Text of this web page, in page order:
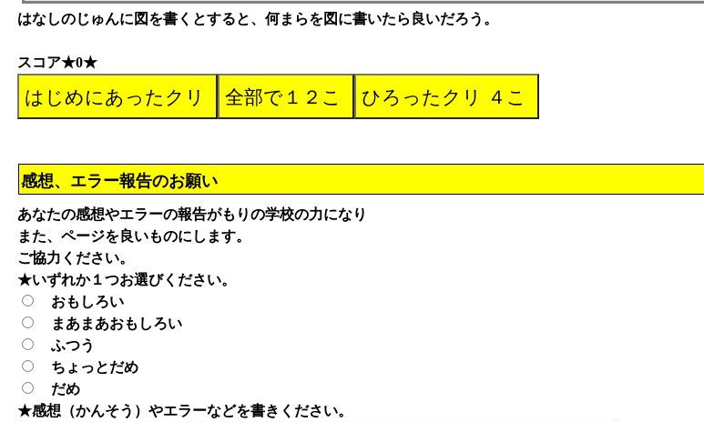
はなしのじゅんに図を書くとすると、何まらを図に書いたら良いだろう。
スコア★0★
感想、エラー報告のお願い
あなたの感想やエラーの報告がもりの学校の力になり
また、ページを良いものにします。
ご協力ください。
★いずれか１つお選びください。
おもしろい
まあまあおもしろい
ふつう
ちょっとだめ
だめ
★感想（かんそう）やエラーなどを書きください。